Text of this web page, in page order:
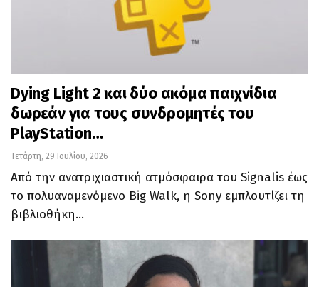
Dying Light 2 και δύο ακόμα παιχνίδια
δωρεάν για τους συνδρομητές του
PlayStation…
Τετάρτη, 29 Ιουλίου, 2026
Από την ανατριχιαστική ατμόσφαιρα του Signalis έως
το πολυαναμενόμενο Big Walk, η Sony εμπλουτίζει τη
βιβλιοθήκη…